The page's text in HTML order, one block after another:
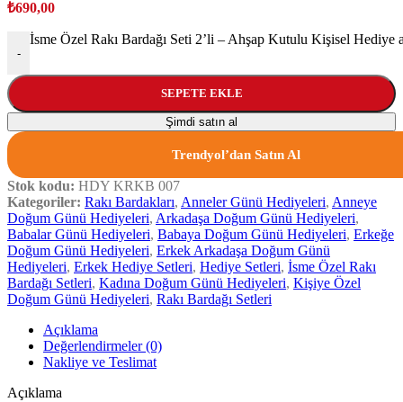
₺690,00
-
İsme Özel Rakı Bardağı Seti 2’li – Ahşap Kutulu Kişisel Hediye
SEPETE EKLE
Şimdi satın al
Trendyol’dan Satın Al
Stok kodu: HDY KRKB 007
Kategoriler: Rakı Bardakları, Anneler Günü Hediyeleri, Anneye
Doğum Günü Hediyeleri, Arkadaşa Doğum Günü Hediyeleri,
Babalar Günü Hediyeleri, Babaya Doğum Günü Hediyeleri, Erkeğe
Doğum Günü Hediyeleri, Erkek Arkadaşa Doğum Günü
Hediyeleri, Erkek Hediye Setleri, Hediye Setleri, İsme Özel Rakı
Bardağı Setleri, Kadına Doğum Günü Hediyeleri, Kişiye Özel
Doğum Günü Hediyeleri, Rakı Bardağı Setleri
Açıklama
Değerlendirmeler (0)
Nakliye ve Teslimat
Açıklama